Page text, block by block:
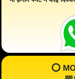
⭕️